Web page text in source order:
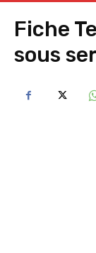
Fiche
sous